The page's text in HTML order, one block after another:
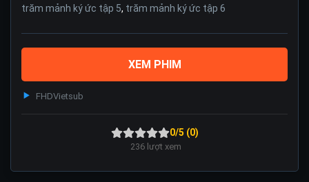
trăm mảnh ký ức tập 5, trăm mảnh ký ức tập 6
XEM PHIM
FHDVietsub
0/5 (0)
236 lượt xem